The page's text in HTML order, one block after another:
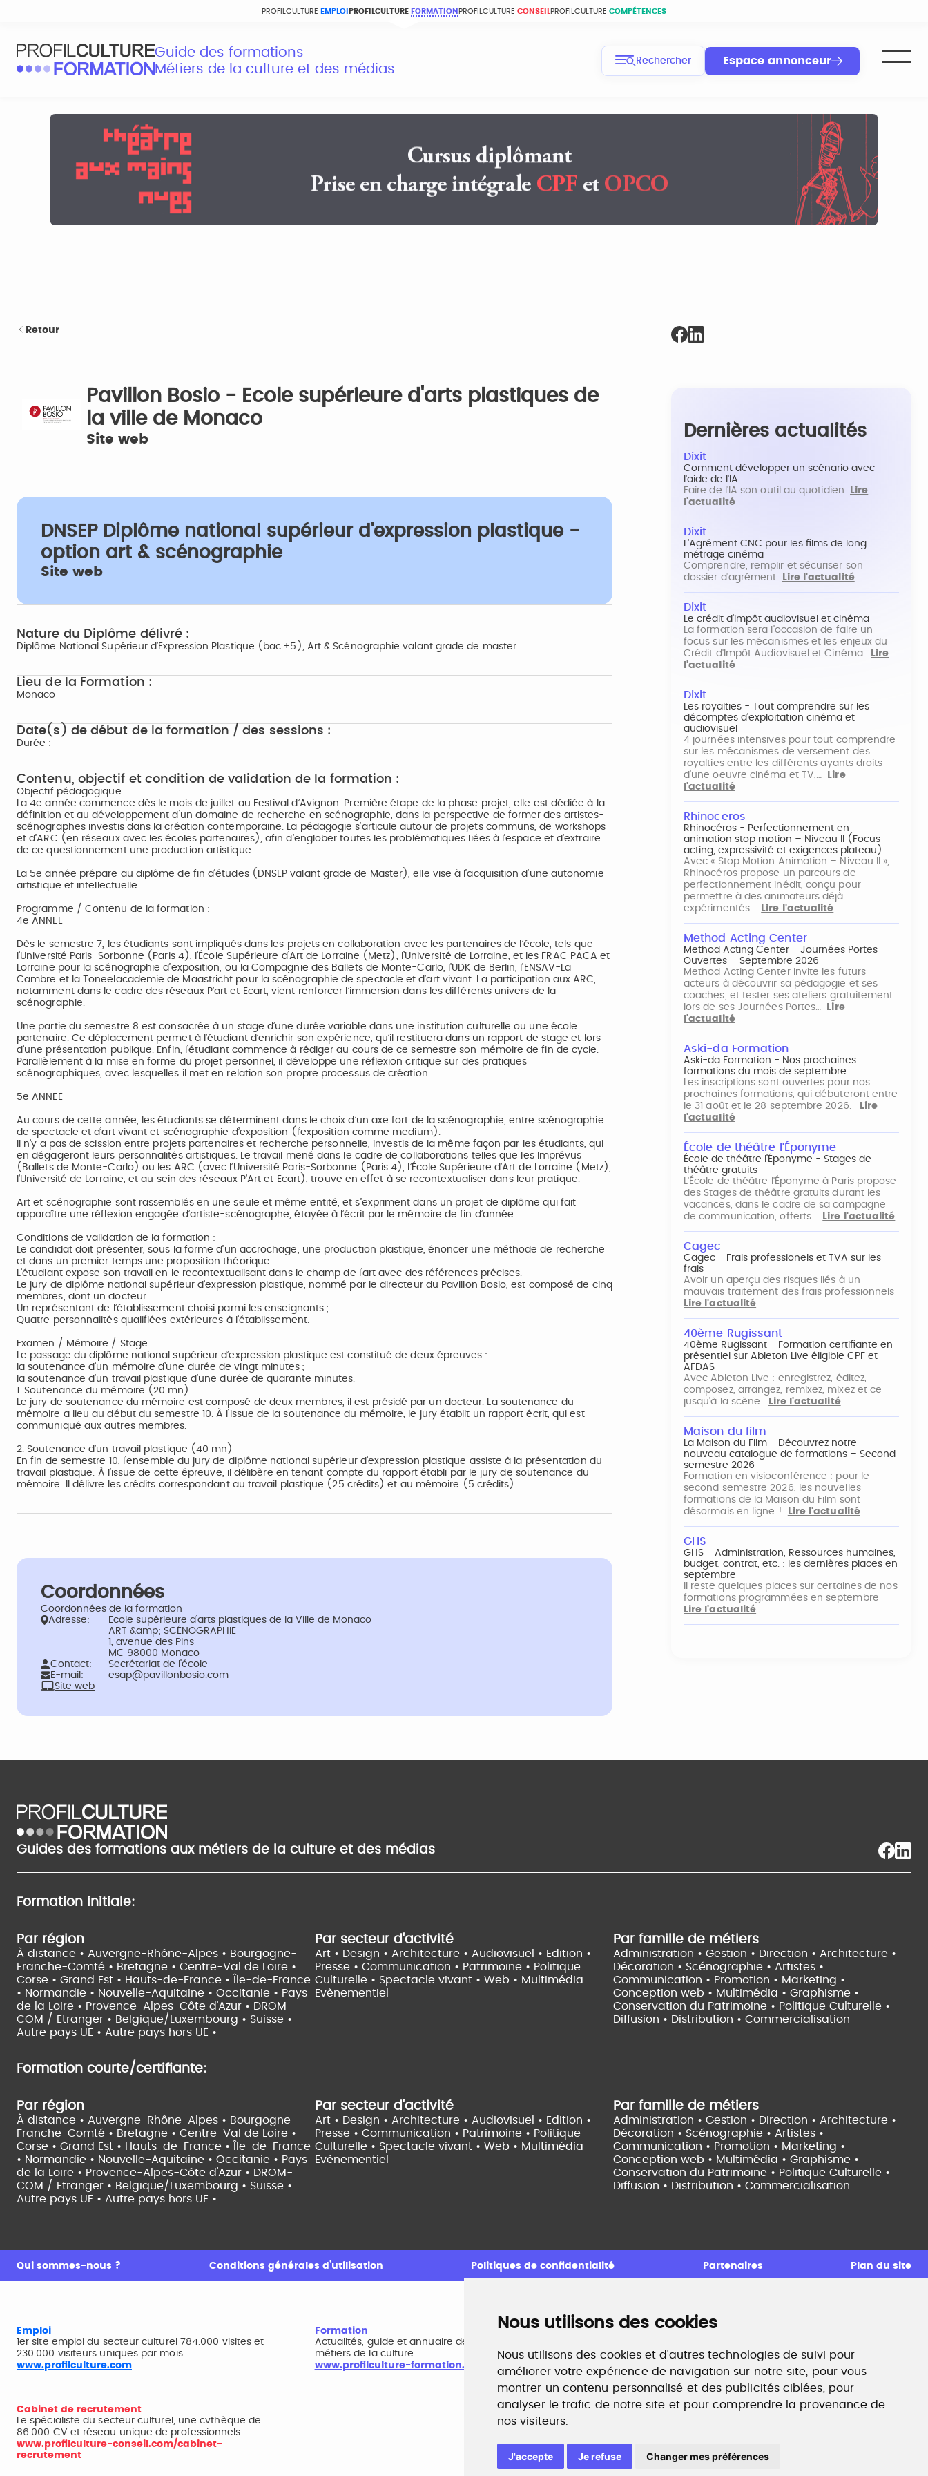
Nous utilisons des cookies
Nous utilisons des cookies et d'autres technologies de suivi pour
améliorer votre expérience de navigation sur notre site, pour vous
montrer un contenu personnalisé et des publicités ciblées, pour
analyser le trafic de notre site et pour comprendre la provenance de
nos visiteurs.
J'accepte Je refuse Changer mes préférences
PROFILCULTURE EMPLOI PROFILCULTURE FORMATION PROFILCULTURE CONSEIL PROFILCULTURE COMPÉTENCES
Guide des formations
Métiers de la culture et des médias
Rechercher Espace annonceur
Retour
Pavillon Bosio - Ecole supérieure d'arts plastiques de
la ville de Monaco
Site web
DNSEP Diplôme national supérieur d'expression plastique -
option art & scénographie
Site web
Nature du Diplôme délivré :
Diplôme National Supérieur d’Expression Plastique (bac +5), Art & Scénographie valant grade de master
Lieu de la Formation :
Monaco
Date(s) de début de la formation / des sessions :
Durée :
Contenu, objectif et condition de validation de la formation :
Objectif pédagogique :
La 4e année commence dès le mois de juillet au Festival d’Avignon. Première étape de la phase projet, elle est dédiée à la
définition et au développement d’un domaine de recherche en scénographie, dans la perspective de former des artistes-
scénographes investis dans la création contemporaine. La pédagogie s’articule autour de projets communs, de workshops
et d’ARC (en réseaux avec les écoles partenaires), afin d’englober toutes les problématiques liées à l’espace et d’extraire
de ce questionnement une production artistique.
La 5e année prépare au diplôme de fin d’études (DNSEP valant grade de Master), elle vise à l’acquisition d’une autonomie
artistique et intellectuelle.
Programme / Contenu de la formation :
4e ANNEE
Dès le semestre 7, les étudiants sont impliqués dans les projets en collaboration avec les partenaires de l’école, tels que
l’Université Paris-Sorbonne (Paris 4), l’École Supérieure d’Art de Lorraine (Metz), l’Université de Lorraine, et les FRAC PACA et
Lorraine pour la scénographie d’exposition, ou la Compagnie des Ballets de Monte-Carlo, l'UDK de Berlin, l'ENSAV-La
Cambre et la Toneelacademie de Maastricht pour la scénographie de spectacle et d’art vivant. La participation aux ARC,
notamment dans le cadre des réseaux P’art et Ecart, vient renforcer l’immersion dans les différents univers de la
scénographie.
Une partie du semestre 8 est consacrée à un stage d’une durée variable dans une institution culturelle ou une école
partenaire. Ce déplacement permet à l’étudiant d’enrichir son expérience, qu’il restituera dans un rapport de stage et lors
d’une présentation publique. Enfin, l’étudiant commence à rédiger au cours de ce semestre son mémoire de fin de cycle.
Parallèlement à la mise en forme du projet personnel, il développe une réflexion critique sur des pratiques
scénographiques, avec lesquelles il met en relation son propre processus de création.
5e ANNEE
Au cours de cette année, les étudiants se déterminent dans le choix d’un axe fort de la scénographie, entre scénographie
de spectacle et d’art vivant et scénographie d’exposition (l’exposition comme medium).
Il n’y a pas de scission entre projets partenaires et recherche personnelle, investis de la même façon par les étudiants, qui
en dégageront leurs personnalités artistiques. Le travail mené dans le cadre de collaborations telles que les Imprévus
(Ballets de Monte-Carlo) ou les ARC (avec l’Université Paris-Sorbonne (Paris 4), l’École Supérieure d’Art de Lorraine (Metz),
l’Université de Lorraine, et au sein des réseaux P’Art et Ecart), trouve en effet à se recontextualiser dans leur pratique.
Art et scénographie sont rassemblés en une seule et même entité, et s’expriment dans un projet de diplôme qui fait
apparaître une réflexion engagée d’artiste-scénographe, étayée à l’écrit par le mémoire de fin d’année.
Conditions de validation de la formation :
Le candidat doit présenter, sous la forme d’un accrochage, une production plastique, énoncer une méthode de recherche
et dans un premier temps une proposition théorique.
L’étudiant expose son travail en le recontextualisant dans le champ de l’art avec des références précises.
Le jury de diplôme national supérieur d’expression plastique, nommé par le directeur du Pavillon Bosio, est composé de cinq
membres, dont un docteur.
Un représentant de l’établissement choisi parmi les enseignants ;
Quatre personnalités qualifiées extérieures à l’établissement.
Examen / Mémoire / Stage :
Le passage du diplôme national supérieur d’expression plastique est constitué de deux épreuves :
la soutenance d’un mémoire d’une durée de vingt minutes ;
la soutenance d’un travail plastique d’une durée de quarante minutes.
1. Soutenance du mémoire (20 mn)
Le jury de soutenance du mémoire est composé de deux membres, il est présidé par un docteur. La soutenance du
mémoire a lieu au début du semestre 10. À l’issue de la soutenance du mémoire, le jury établit un rapport écrit, qui est
communiqué aux autres membres.
2. Soutenance d’un travail plastique (40 mn)
En fin de semestre 10, l’ensemble du jury de diplôme national supérieur d’expression plastique assiste à la présentation du
travail plastique. À l’issue de cette épreuve, il délibère en tenant compte du rapport établi par le jury de soutenance du
mémoire. Il délivre les crédits correspondant au travail plastique (25 crédits) et au mémoire (5 crédits).
Coordonnées
Coordonnées de la formation
Adresse:
Ecole supérieure d’arts plastiques de la Ville de Monaco
ART &amp; SCÉNOGRAPHIE
1, avenue des Pins
MC 98000 Monaco
Contact:
Secrétariat de l'école
E-mail:
esap@pavillonbosio.com
Site web
Dernières actualités
Dixit
Comment développer un scénario avec
l'aide de l'IA
Faire de l'IA son outil au quotidien
Lire
l'actualité
Dixit
L'Agrément CNC pour les films de long
métrage cinéma
Comprendre, remplir et sécuriser son
dossier d'agrément
Lire l'actualité
Dixit
Le crédit d'impôt audiovisuel et cinéma
La formation sera l'occasion de faire un
focus sur les mécanismes et les enjeux du
Crédit d'Impôt Audiovisuel et Cinéma.
Lire
l'actualité
Dixit
Les royalties - Tout comprendre sur les
décomptes d'exploitation cinéma et
audiovisuel
4 journées intensives pour tout comprendre
sur les mécanismes de versement des
royalties entre les différents ayants droits
d'une oeuvre cinéma et TV,…
Lire
l'actualité
Rhinoceros
Rhinocéros - Perfectionnement en
animation stop motion – Niveau II (Focus
acting, expressivité et exigences plateau)
Avec « Stop Motion Animation – Niveau II »,
Rhinocéros propose un parcours de
perfectionnement inédit, conçu pour
permettre à des animateurs déjà
expérimentés…
Lire l'actualité
Method Acting Center
Method Acting Center - Journées Portes
Ouvertes – Septembre 2026
Method Acting Center invite les futurs
acteurs à découvrir sa pédagogie et ses
coaches, et tester ses ateliers gratuitement
lors de ses Journées Portes…
Lire
l'actualité
Aski-da Formation
Aski-da Formation - Nos prochaines
formations du mois de septembre
Les inscriptions sont ouvertes pour nos
prochaines formations, qui débuteront entre
le 31 août et le 28 septembre 2026.
Lire
l'actualité
École de théâtre l'Éponyme
École de théâtre l'Éponyme - Stages de
théâtre gratuits
L'École de théâtre l'Éponyme à Paris propose
des Stages de théâtre gratuits durant les
vacances, dans le cadre de sa campagne
de communication, offerts…
Lire l'actualité
Cagec
Cagec - Frais professionels et TVA sur les
frais
Avoir un aperçu des risques liés à un
mauvais traitement des frais professionnels
Lire l'actualité
40ème Rugissant
40ème Rugissant - Formation certifiante en
présentiel sur Ableton Live éligible CPF et
AFDAS
Avec Ableton Live : enregistrez, éditez,
composez, arrangez, remixez, mixez et ce
jusqu'à la scène.
Lire l'actualité
Maison du film
La Maison du Film - Découvrez notre
nouveau catalogue de formations – Second
semestre 2026
Formation en visioconférence : pour le
second semestre 2026, les nouvelles
formations de la Maison du Film sont
désormais en ligne !
Lire l'actualité
GHS
GHS - Administration, Ressources humaines,
budget, contrat, etc. : les dernières places en
septembre
Il reste quelques places sur certaines de nos
formations programmées en septembre
Lire l'actualité
Guides des formations aux métiers de la culture et des médias
Formation initiale:
Par région
À distance • Auvergne-Rhône-Alpes • Bourgogne-
Franche-Comté • Bretagne • Centre-Val de Loire •
Corse • Grand Est • Hauts-de-France •
Île-de-France
• Normandie • Nouvelle-Aquitaine • Occitanie • Pays
de la Loire • Provence-Alpes-Côte d'Azur • DROM-
COM / Etranger • Belgique/Luxembourg • Suisse •
Autre pays UE • Autre pays hors UE •
Par secteur d'activité
Art • Design • Architecture • Audiovisuel • Edition •
Presse • Communication • Patrimoine • Politique
Culturelle • Spectacle vivant • Web • Multimédia
Evènementiel
Par famille de métiers
Administration • Gestion • Direction • Architecture •
Décoration • Scénographie • Artistes •
Communication • Promotion • Marketing •
Conception web • Multimédia • Graphisme •
Conservation du Patrimoine • Politique Culturelle •
Diffusion • Distribution • Commercialisation
Formation courte/certifiante:
Par région
À distance • Auvergne-Rhône-Alpes • Bourgogne-
Franche-Comté • Bretagne • Centre-Val de Loire •
Corse • Grand Est • Hauts-de-France •
Île-de-France
• Normandie • Nouvelle-Aquitaine • Occitanie • Pays
de la Loire • Provence-Alpes-Côte d'Azur • DROM-
COM / Etranger • Belgique/Luxembourg • Suisse •
Autre pays UE • Autre pays hors UE •
Par secteur d'activité
Art • Design • Architecture • Audiovisuel • Edition •
Presse • Communication • Patrimoine • Politique
Culturelle • Spectacle vivant • Web • Multimédia
Evènementiel
Par famille de métiers
Administration • Gestion • Direction • Architecture •
Décoration • Scénographie • Artistes •
Communication • Promotion • Marketing •
Conception web • Multimédia • Graphisme •
Conservation du Patrimoine • Politique Culturelle •
Diffusion • Distribution • Commercialisation
Qui sommes-nous ? Conditions générales d’utilisation Politiques de confidentialité Partenaires Plan du site
Emploi
1er site emploi du secteur culturel 784.000 visites et
230.000 visiteurs uniques par mois.
www.profilculture.com
Formation
Actualités, guide et annuaire des formations aux
métiers de la culture.
www.profilculture-formation.com
Accompagnement professionnel
recherche d'emploi, entretien conseil.
www.profilculture-competences.com
Cabinet de recrutement
Le spécialiste du secteur culturel, une cvthèque de
86.000 CV et réseau unique de professionnels.
www.profilculture-conseil.com/cabinet-
recrutement